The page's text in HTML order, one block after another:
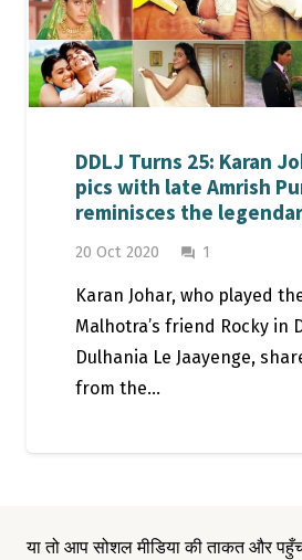
DDLJ Turns 25: Karan
pics with late Amrish
reminisces the
20 Oct 2020 question_answer 1
Karan Johar, who played
Malhotra’s friend Rocky in
Dulhania Le Jaayenge,
from the…
या तो आप सोशल मीडिया की ताकत और